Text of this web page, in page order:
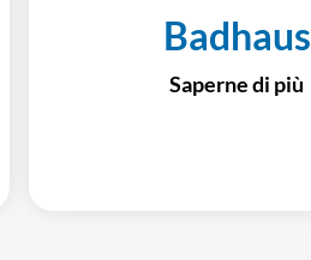
Badhaus
Saperne di più